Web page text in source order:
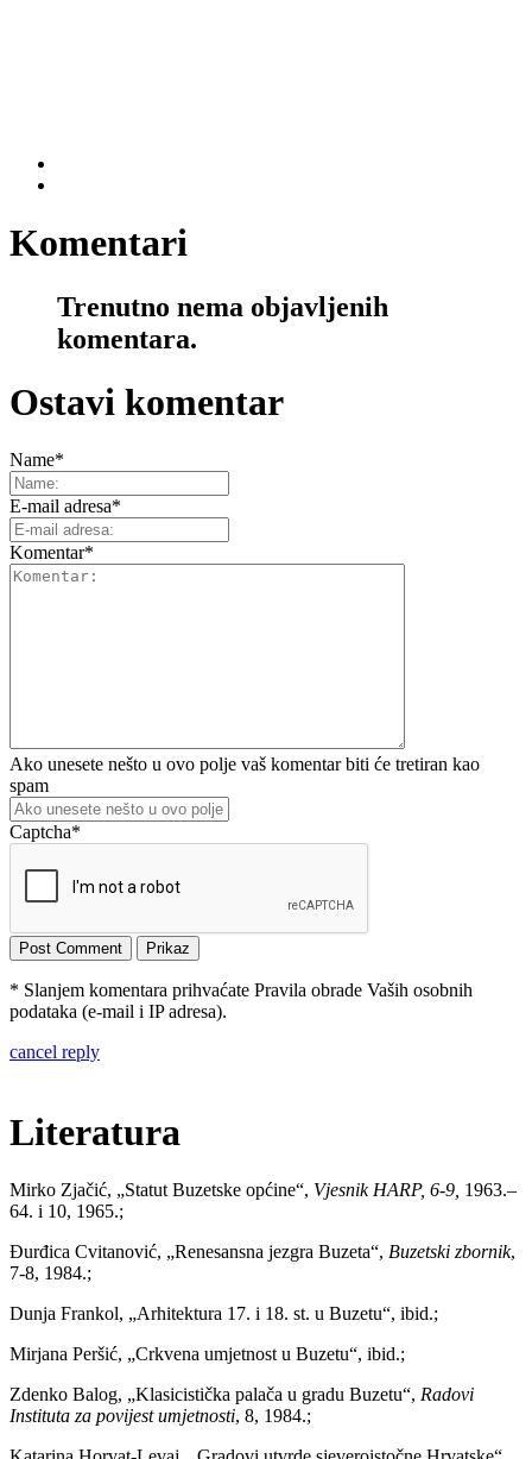
Komentari
Trenutno nema objavljenih
komentara.
Ostavi komentar
Name*
E-mail adresa*
Komentar*
Ako unesete nešto u ovo polje vaš komentar biti će tretiran kao
spam
Captcha*
* Slanjem komentara prihvaćate Pravila obrade Vaših osobnih
podataka (e-mail i IP adresa).
cancel reply
Literatura
Mirko Zjačić, „Statut Buzetske općine“, Vjesnik HARP, 6-9, 1963.–
64. i 10, 1965.;
Đurđica Cvitanović, „Renesansna jezgra Buzeta“, Buzetski zbornik,
7-8, 1984.;
Dunja Frankol, „Arhitektura 17. i 18. st. u Buzetu“, ibid.;
Mirjana Peršić, „Crkvena umjetnost u Buzetu“, ibid.;
Zdenko Balog, „Klasicistička palača u gradu Buzetu“, Radovi
Instituta za povijest umjetnosti, 8, 1984.;